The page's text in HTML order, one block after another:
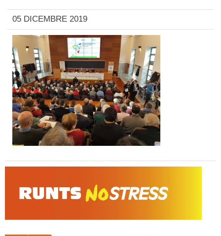
05 DICEMBRE 2019